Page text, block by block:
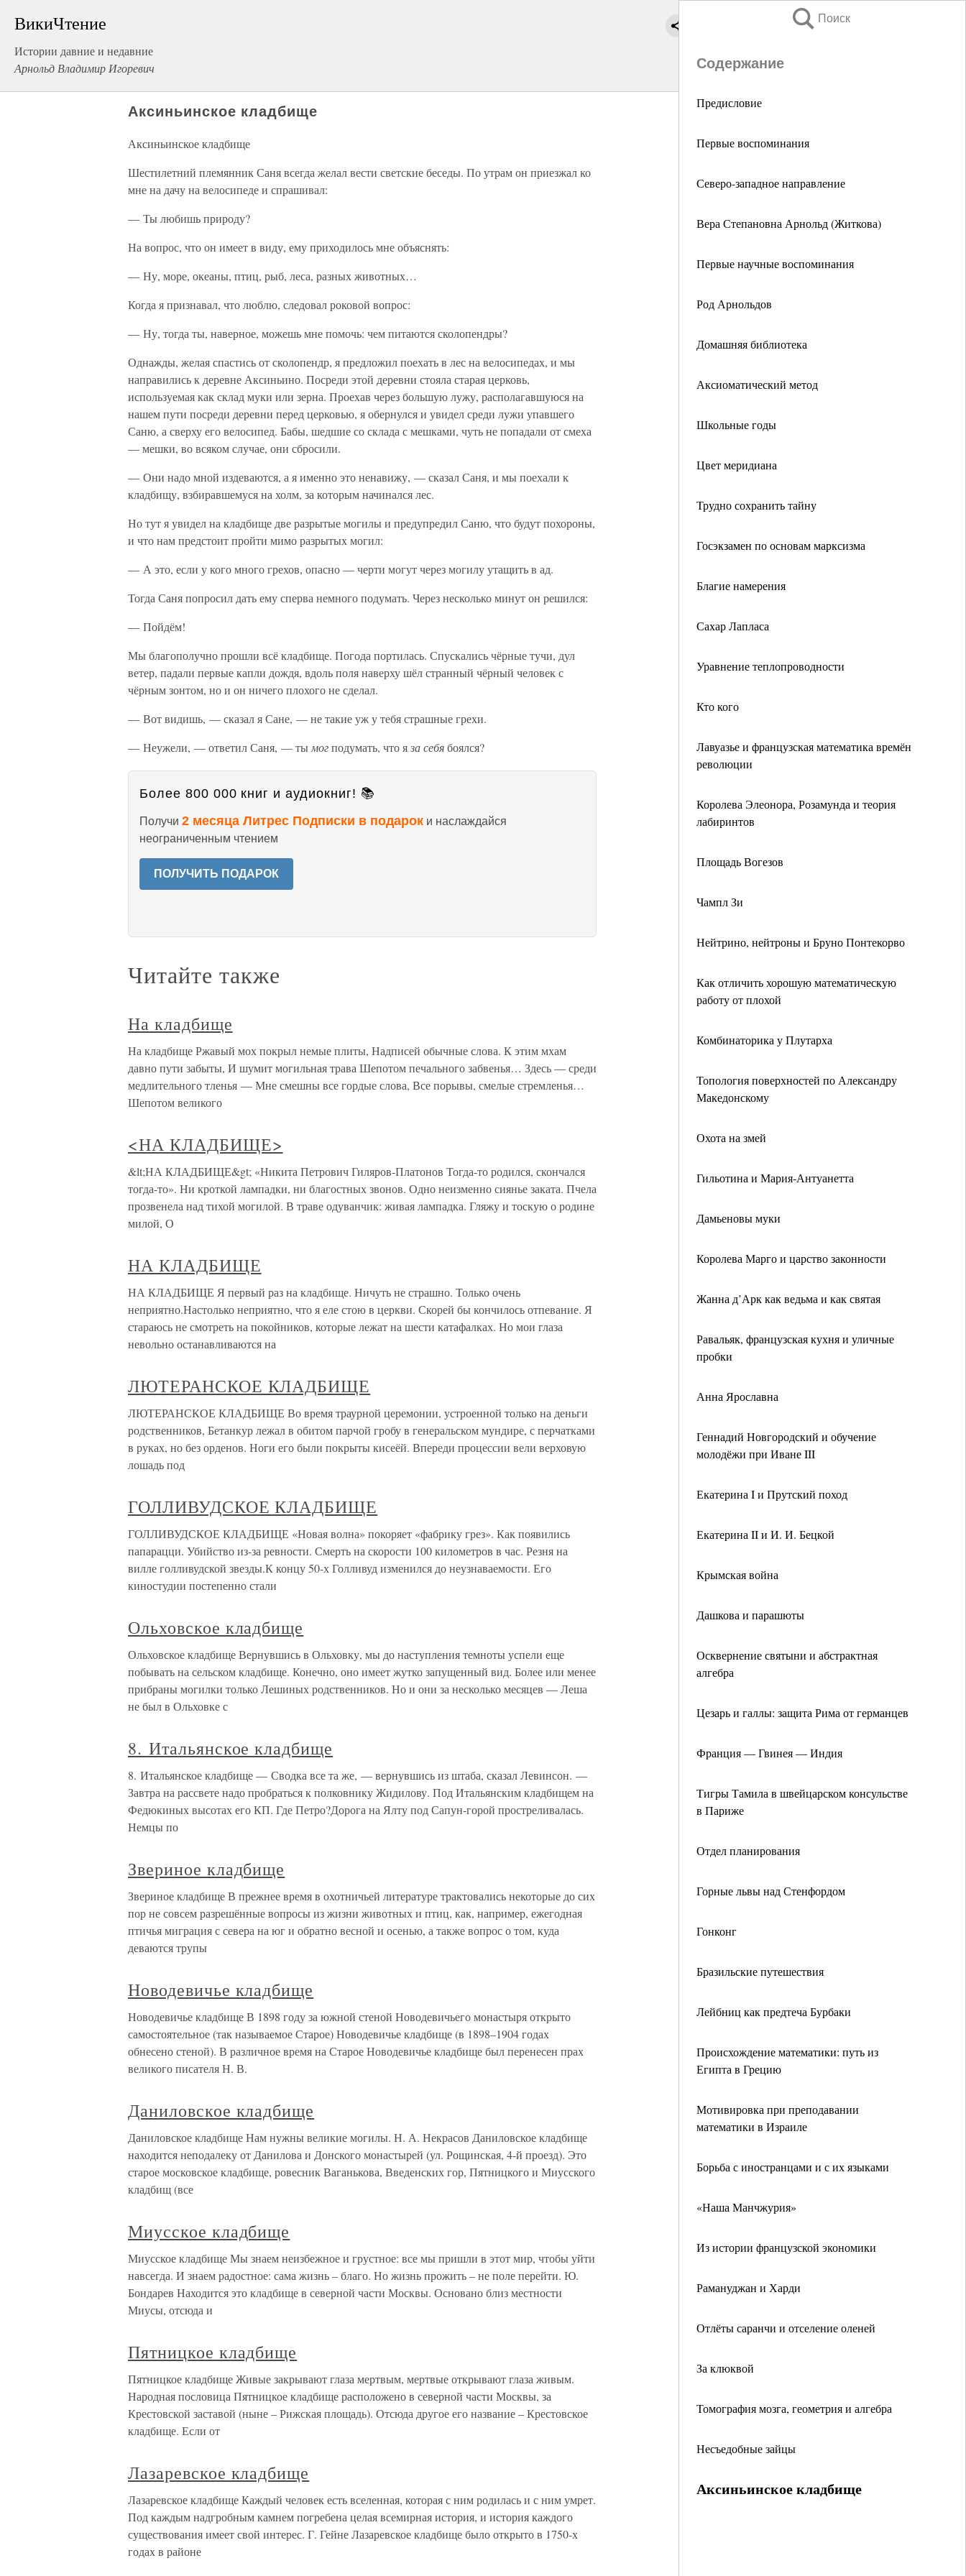
ВикиЧтение
Истории давние и недавние
Арнольд Владимир Игоревич
Поиск
Содержание
Предисловие
Первые воспоминания
Северо-западное направление
Вера Степановна Арнольд (Житкова)
Первые научные воспоминания
Род Арнольдов
Домашняя библиотека
Аксиоматический метод
Школьные годы
Цвет меридиана
Трудно сохранить тайну
Госэкзамен по основам марксизма
Благие намерения
Сахар Лапласа
Уравнение теплопроводности
Кто кого
Лавуазье и французская математика времён
революции
Королева Элеонора, Розамунда и теория
лабиринтов
Площадь Вогезов
Чампл Зи
Нейтрино, нейтроны и Бруно Понтекорво
Как отличить хорошую математическую
работу от плохой
Комбинаторика у Плутарха
Топология поверхностей по Александру
Македонскому
Охота на змей
Гильотина и Мария-Антуанетта
Дамьеновы муки
Королева Марго и царство законности
Жанна д’Арк как ведьма и как святая
Равальяк, французская кухня и уличные
пробки
Анна Ярославна
Геннадий Новгородский и обучение
молодёжи при Иване III
Екатерина I и Прутский поход
Екатерина II и И. И. Бецкой
Крымская война
Дашкова и парашюты
Осквернение святыни и абстрактная
алгебра
Цезарь и галлы: защита Рима от германцев
Франция — Гвинея — Индия
Тигры Тамила в швейцарском консульстве
в Париже
Отдел планирования
Горные львы над Стенфордом
Гонконг
Бразильские путешествия
Лейбниц как предтеча Бурбаки
Происхождение математики: путь из
Египта в Грецию
Мотивировка при преподавании
математики в Израиле
Борьба с иностранцами и с их языками
«Наша Манчжурия»
Из истории французской экономики
Рамануджан и Харди
Отлёты саранчи и отселение оленей
За клюквой
Томография мозга, геометрия и алгебра
Несъедобные зайцы
Аксиньинское кладбище
Аксиньинское кладбище
Аксиньинское кладбище
Шестилетний племянник Саня всегда желал вести светские беседы. По утрам он приезжал ко
мне на дачу на велосипеде и спрашивал:
— Ты любишь природу?
На вопрос, что он имеет в виду, ему приходилось мне объяснять:
— Ну, море, океаны, птиц, рыб, леса, разных животных…
Когда я признавал, что люблю, следовал роковой вопрос:
— Ну, тогда ты, наверное, можешь мне помочь: чем питаются сколопендры?
Однажды, желая спастись от сколопендр, я предложил поехать в лес на велосипедах, и мы
направились к деревне Аксиньино. Посреди этой деревни стояла старая церковь,
используемая как склад муки или зерна. Проехав через большую лужу, располагавшуюся на
нашем пути посреди деревни перед церковью, я обернулся и увидел среди лужи упавшего
Саню, а сверху его велосипед. Бабы, шедшие со склада с мешками, чуть не попадали от смеха
— мешки, во всяком случае, они сбросили.
— Они надо мной издеваются, а я именно это ненавижу, — сказал Саня, и мы поехали к
кладбищу, взбиравшемуся на холм, за которым начинался лес.
Но тут я увидел на кладбище две разрытые могилы и предупредил Саню, что будут похороны,
и что нам предстоит пройти мимо разрытых могил:
— А это, если у кого много грехов, опасно — черти могут через могилу утащить в ад.
Тогда Саня попросил дать ему сперва немного подумать. Через несколько минут он решился:
— Пойдём!
Мы благополучно прошли всё кладбище. Погода портилась. Спускались чёрные тучи, дул
ветер, падали первые капли дождя, вдоль поля наверху шёл странный чёрный человек с
чёрным зонтом, но и он ничего плохого не сделал.
— Вот видишь, — сказал я Сане, — не такие уж у тебя страшные грехи.
— Неужели, — ответил Саня, — ты могподумать, что яза себябоялся?
Более 800 000 книг и аудиокниг! 📚
Получи 2 месяца Литрес Подписки в подарок и наслаждайся
неограниченным чтением
ПОЛУЧИТЬ ПОДАРОК
Читайте также
На кладбище
На кладбище Ржавый мох покрыл немые плиты, Надписей обычные слова. К этим мхам
давно пути забыты, И шумит могильная трава Шепотом печального забвенья… Здесь — среди
медлительного тленья — Мне смешны все гордые слова, Все порывы, смелые стремленья…
Шепотом великого
<НА КЛАДБИЩЕ>
&lt;НА КЛАДБИЩЕ&gt; «Никита Петрович Гиляров-Платонов Тогда-то родился, скончался
тогда-то». Ни кроткой лампадки, ни благостных звонов. Одно неизменно сиянье заката. Пчела
прозвенела над тихой могилой. В траве одуванчик: живая лампадка. Гляжу и тоскую о родине
милой, О
НА КЛАДБИЩЕ
НА КЛАДБИЩЕ Я первый раз на кладбище. Ничуть не страшно. Только очень
неприятно.Настолько неприятно, что я еле стою в церкви. Скорей бы кончилось отпевание. Я
стараюсь не смотреть на покойников, которые лежат на шести катафалках. Но мои глаза
невольно останавливаются на
ЛЮТЕРАНСКОЕ КЛАДБИЩЕ
ЛЮТЕРАНСКОЕ КЛАДБИЩЕ Во время траурной церемонии, устроенной только на деньги
родственников, Бетанкур лежал в обитом парчой гробу в генеральском мундире, с перчатками
в руках, но без орденов. Ноги его были покрыты кисеёй. Впереди процессии вели верховую
лошадь под
ГОЛЛИВУДСКОЕ КЛАДБИЩЕ
ГОЛЛИВУДСКОЕ КЛАДБИЩЕ «Новая волна» покоряет «фабрику грез». Как появились
папарацци. Убийство из-за ревности. Смерть на скорости 100 километров в час. Резня на
вилле голливудской звезды.К концу 50-х Голливуд изменился до неузнаваемости. Его
киностудии постепенно стали
Ольховское кладбище
Ольховское кладбище Вернувшись в Ольховку, мы до наступления темноты успели еще
побывать на сельском кладбище. Конечно, оно имеет жутко запущенный вид. Более или менее
прибраны могилки только Лешиных родственников. Но и они за несколько месяцев — Леша
не был в Ольховке с
8. Итальянское кладбище
8. Итальянское кладбище — Сводка все та же, — вернувшись из штаба, сказал Левинсон. —
Завтра на рассвете надо пробраться к полковнику Жидилову. Под Итальянским кладбищем на
Федюкиных высотах его КП. Где Петро?Дорога на Ялту под Сапун-горой простреливалась.
Немцы по
Звериное кладбище
Звериное кладбище В прежнее время в охотничьей литературе трактовались некоторые до сих
пор не совсем разрешённые вопросы из жизни животных и птиц, как, например, ежегодная
птичья миграция с севера на юг и обратно весной и осенью, а также вопрос о том, куда
деваются трупы
Новодевичье кладбище
Новодевичье кладбище В 1898 году за южной стеной Новодевичьего монастыря открыто
самостоятельное (так называемое Старое) Новодевичье кладбище (в 1898–1904 годах
обнесено стеной). В различное время на Старое Новодевичье кладбище был перенесен прах
великого писателя Н. В.
Даниловское кладбище
Даниловское кладбище Нам нужны великие могилы. Н. А. Некрасов Даниловское кладбище
находится неподалеку от Данилова и Донского монастырей (ул. Рощинская, 4-й проезд). Это
старое московское кладбище, ровесник Ваганькова, Введенских гор, Пятницкого и Миусского
кладбищ (все
Миусское кладбище
Миусское кладбище Мы знаем неизбежное и грустное: все мы пришли в этот мир, чтобы уйти
навсегда. И знаем радостное: сама жизнь – благо. Но жизнь прожить – не поле перейти. Ю.
Бондарев Находится это кладбище в северной части Москвы. Основано близ местности
Миусы, отсюда и
Пятницкое кладбище
Пятницкое кладбище Живые закрывают глаза мертвым, мертвые открывают глаза живым.
Народная пословица Пятницкое кладбище расположено в северной части Москвы, за
Крестовской заставой (ныне – Рижская площадь). Отсюда другое его название – Крестовское
кладбище. Если от
Лазаревское кладбище
Лазаревское кладбище Каждый человек есть вселенная, которая с ним родилась и с ним умрет.
Под каждым надгробным камнем погребена целая всемирная история, и история каждого
существования имеет свой интерес. Г. Гейне Лазаревское кладбище было открыто в 1750-х
годах в районе